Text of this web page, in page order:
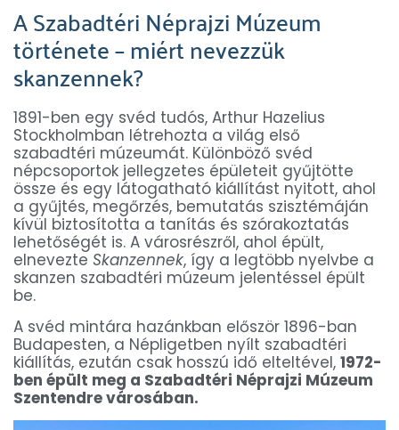
A Szabadtéri Néprajzi Múzeum
története – miért nevezzük
skanzennek?
1891-ben egy svéd tudós, Arthur Hazelius
Stockholmban létrehozta a világ első
szabadtéri múzeumát. Különböző svéd
népcsoportok jellegzetes épületeit gyűjtötte
össze és egy látogatható kiállítást nyitott, ahol
a gyűjtés, megőrzés, bemutatás szisztémáján
kívül biztosította a tanítás és szórakoztatás
lehetőségét is. A városrészről, ahol épült,
elnevezte Skanzennek, így a legtöbb nyelvbe a
skanzen szabadtéri múzeum jelentéssel épült
be.
A svéd mintára hazánkban először 1896-ban
Budapesten, a Népligetben nyílt szabadtéri
kiállítás, ezután csak hosszú idő elteltével, 1972-
ben épült meg a Szabadtéri Néprajzi Múzeum
Szentendre városában.